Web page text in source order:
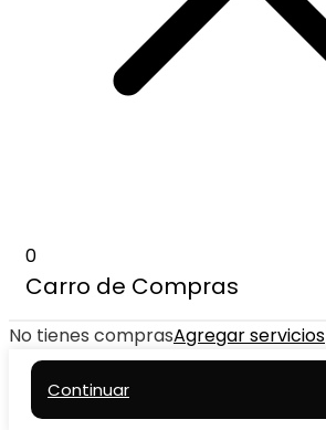
0
Carro de Compras
No tienes comprasAgregar servicios
Continuar